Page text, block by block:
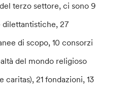
terzo settore, ci sono 9
dilettantistiche, 27
di scopo, 10 consorzi
del mondo religioso
21 fondazioni, 13